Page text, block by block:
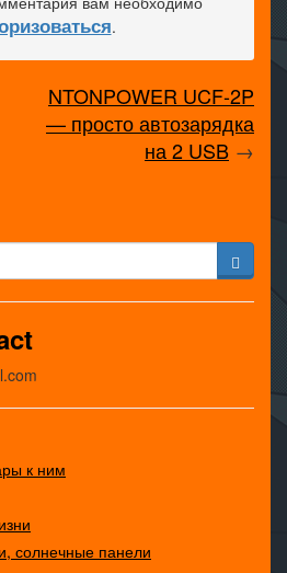
.
NTONPOWER UCF-2P
— просто автозарядка
на 2 USB →
к ним
солнечные панели